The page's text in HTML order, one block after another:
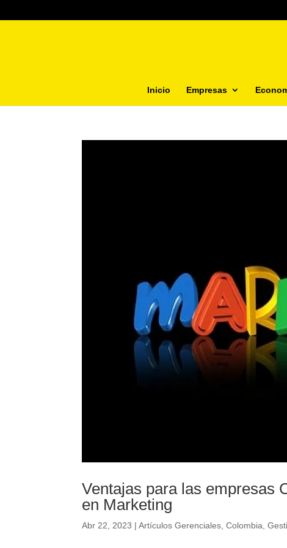
Inicio Empresas
Ventajas para las empresas
en Marketing
Abr 22, 2023 |Artículos Gerenciales ,Colombia ,